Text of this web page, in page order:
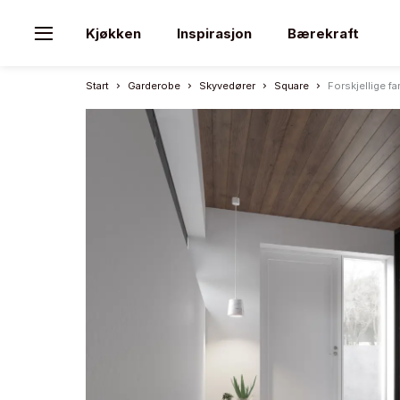
Kjøkken Inspirasjon Bærekraft
Start Garderobe Skyvedører Square Forskjellige